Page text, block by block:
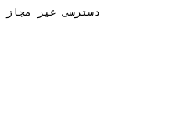
دسترسی غیر مجاز